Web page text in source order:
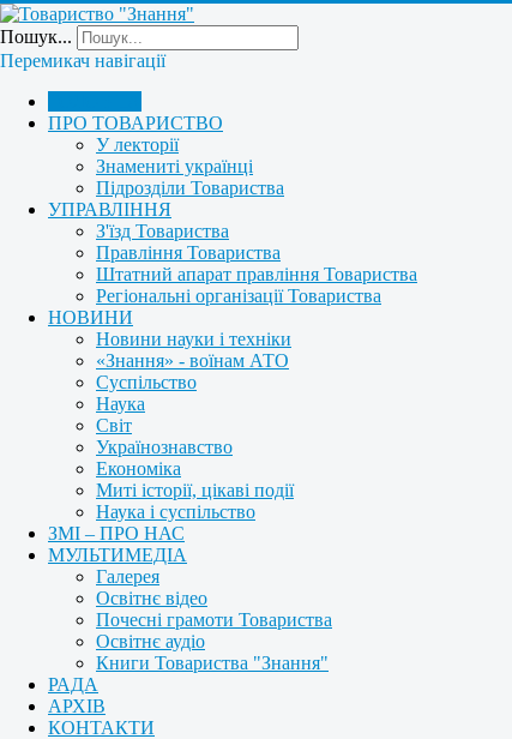
Пошук...
Перемикач навігації
ПРО ТОВАРИСТВО
У лекторії
Знамениті українці
Підрозділи Товариства
УПРАВЛІННЯ
З'їзд Товариства
Правління Товариства
Штатний апарат правління Товариства
Регіональні організації Товариства
НОВИНИ
Новини науки і техніки
«Знання» - воїнам АТО
Суспільство
Наука
Світ
Українознавство
Економіка
Миті історії, цікаві події
Наука і суспільство
ЗМІ – ПРО НАС
МУЛЬТИМЕДІА
Галерея
Освітнє відео
Почесні грамоти Товариства
Освітнє аудіо
Книги Товариства "Знання"
РАДА
АРХІВ
КОНТАКТИ